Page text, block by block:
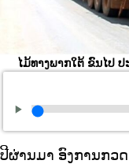
ໄມ້ທາງພາກໃຕ້ ຂົນໄປ
ປີຜ່ານມາ ອົງການກວ